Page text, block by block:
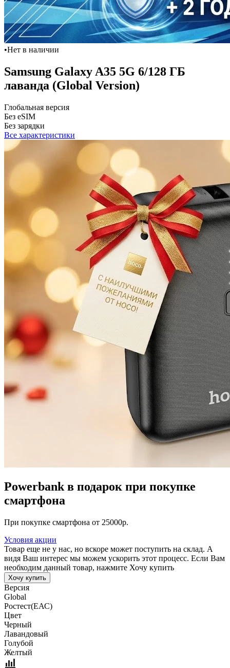
•Нет в наличии
Samsung Galaxy A35 5G 6/128 ГБ
лаванда (Global Version)
Глобальная версия
Без eSIM
Без зарядки
Все характеристики
Powerbank в подарок при покупке
смартфона
При покупке смартфона от 25000р.
Условия акции
Товар еще не у нас, но вскоре может поступить на склад. А
видя Ваш интерес мы можем ускорить этот процесс. Если Вам
необходим данный товар, нажмите Хочу купить
Хочу купить
Версия
Global
Pостест(ЕАС)
Цвет
Черный
Лавандовый
Голубой
Желтый